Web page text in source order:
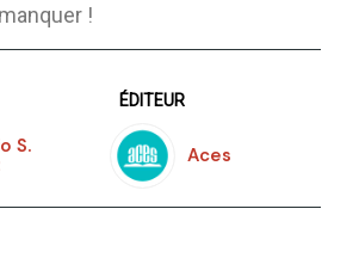
!
S.
ÉDITEUR
Aces